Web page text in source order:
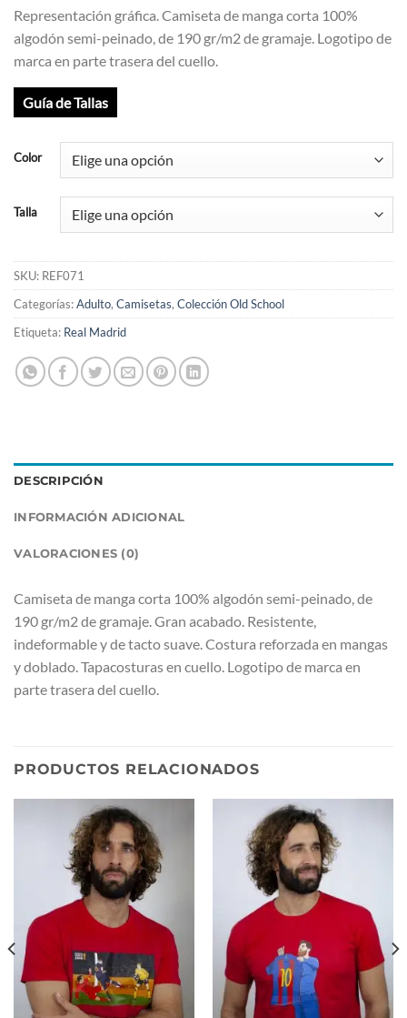
Representación gráfica. Camiseta de manga corta 100%
algodón semi-peinado, de 190 gr/m2 de gramaje. Logotipo de
marca en parte trasera del cuello.
Guía de Tallas
Color
Talla
SKU: REF071
Categorías:Adulto, Camisetas, Colección Old School
Etiqueta: Real Madrid
DESCRIPCIÓN
INFORMACIÓN ADICIONAL
VALORACIONES (0)
Camiseta de manga corta 100% algodón semi-peinado, de
190 gr/m2 de gramaje. Gran acabado. Resistente,
indeformable y de tacto suave. Costura reforzada en mangas
y doblado. Tapacosturas en cuello. Logotipo de marca en
parte trasera del cuello.
PRODUCTOS RELACIONADOS